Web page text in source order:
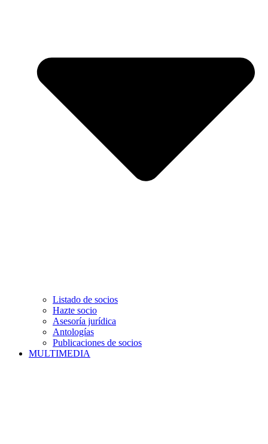
Listado de socios
Hazte socio
Asesoría jurídica
Antologías
Publicaciones de socios
MULTIMEDIA